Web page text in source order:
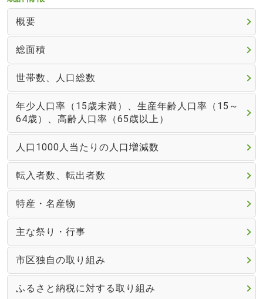
概要
総面積
世帯数、人口総数
年少人口率（15歳未満）、生産年齢人口率（15～
64歳）、高齢人口率（65歳以上）
人口1000人当たりの人口増減数
転入者数、転出者数
特産・名産物
主な祭り・行事
市区独自の取り組み
ふるさと納税に対する取り組み